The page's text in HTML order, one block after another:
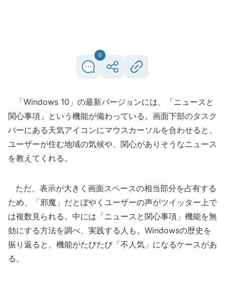
0
「Windows 10」の最新バージョンには、「ニュースと
関心事項」という機能が備わっている。画面下部のタスク
バーにある天気アイコンにマウスカーソルを合わせると、
ユーザーが住む地域の気候や、関心がありそうなニュース
を教えてくれる。
ただ、表示が大きく画面スペースの相当部分を占有する
ため、「邪魔」だとぼやくユーザーの声がツイッター上で
は複数見られる。中には「ニュースと関心事項」機能を無
効にする方法を調べ、実践する人も。Windowsの歴史を
振り返ると、機能がたびたび「不人気」になるケースがあ
る。